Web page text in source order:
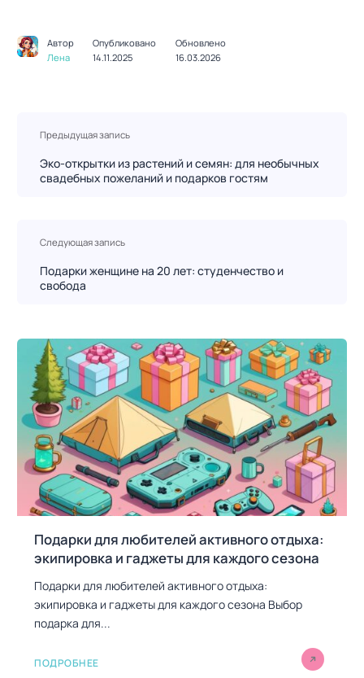
Автор
Лена
Опубликовано
14.11.2025
Обновлено
16.03.2026
з
с
м
Предыдущая запись
Эко-открытки из растений и семян: для необычных
свадебных пожеланий и подарков гостям
Следующая запись
Подарки женщине на 20 лет: студенчество и
свобода
Подарки для любителей активного отдыха:
экипировка и гаджеты для каждого сезона
Подарки для любителей активного отдыха:
экипировка и гаджеты для каждого сезона Выбор
подарка для...
ПОДРОБНЕЕ